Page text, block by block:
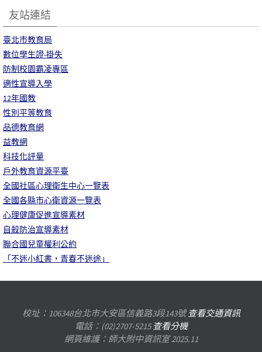
友站連結
臺北市教育局
數位學生證-掛失
防制校園霸凌專區
適性宣導入學
12年國教
性別平等教育
品德教育網
益教網
科技化評量
戶外教育資源平臺
全國社區心理衛生中心一覽表
全國各縣市心衛資源一覽表
心理健康促進宣導素材
自殺防治宣導素材
聯合國兒童權利公約
「不迷小紅書，青春不迷途」
校址：106348台北市大安區信義路3段143號查看交通資訊
電話：(02)2707-5215查看分機
網頁維護：師大附中資訊室 2025.11